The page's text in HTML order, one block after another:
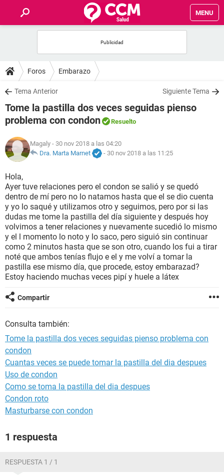
MENU
FOROS
SALUD
FAMILIA
NUTRICIÓN
SEXUALIDAD
GLOSARIO
Foros Embarazo
Tema Anterior Siguiente Tema
Tome la pastilla dos veces seguidas pienso
problema con condon
Resuelto
Magaly - 30 nov 2018 a las 04:20
Dra. Marta Marnet
- 30 nov 2018 a las 11:25
Hola,
Ayer tuve relaciones pero el condon se salió y se quedó
dentro de mí pero no lo natamos hasta que el se dio cuenta
y yo lo saqué y utilizamos otro y seguimos, pero por si las
dudas me tome la pastilla del día siguiente y después hoy
volvimos a tener relaciones y nuevamente sucedió lo mismo
y el l momento lo noto y lo saco, pero siguió sin continuar
como 2 minutos hasta que se son otro, cuando los fui a tirar
noté que ambos tenías flujo e el y me volví a tomar la
pastilla ese mismo día, que procede, estoy embarazad?
Estoy haciendo muchas veces pipí y huele a látex
Compartir
Consulta también:
Tome la pastilla dos veces seguidas pienso problema con
condon
Cuantas veces se puede tomar la pastilla del dia despues
Uso de condon
Como se toma la pastilla del dia despues
Condon roto
Masturbarse con condon
1 respuesta
RESPUESTA 1 / 1